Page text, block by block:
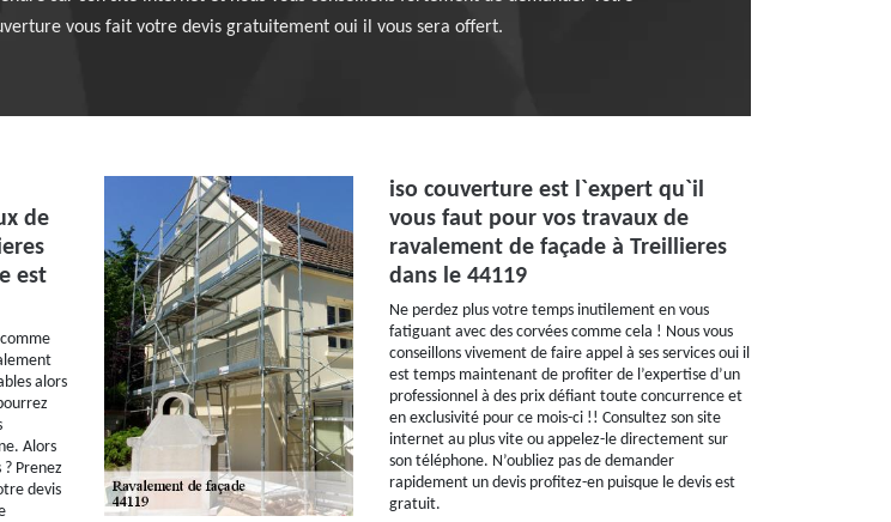
vous fait votre devis gratuitement oui il vous sera offert.
de
est
alors
Alors
Prenez
devis
iso couverture est l`expert qu`il
vous faut pour vos travaux de
ravalement de façade à Treillieres
dans le 44119
Ne perdez plus votre temps inutilement en vous
fatiguant avec des corvées comme cela ! Nous vous
conseillons vivement de faire appel à ses services oui il
est temps maintenant de profiter de l’expertise d’un
professionnel à des prix défiant toute concurrence et
en exclusivité pour ce mois-ci !! Consultez son site
internet au plus vite ou appelez-le directement sur
son téléphone. N’oubliez pas de demander
rapidement un devis profitez-en puisque le devis est
gratuit.